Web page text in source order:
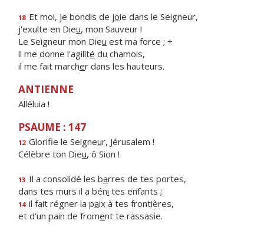
18 Et moi, je bondis de joie dans le Seigneur,
j'exulte en Dieu, mon Sauveur !
Le Seigneur mon Dieu est ma force ; +
il me donne l'agilité du chamois,
il me fait marcher dans les hauteurs.
ANTIENNE
Alléluia !
PSAUME : 147
12 Glorifie le Seigneur, Jérusalem !
Célèbre ton Dieu, ô Sion !
13 Il a consolidé les barres de tes portes,
dans tes murs il a béni tes enfants ;
14 il fait régner la paix à tes frontières,
et d’un pain de froment te rassasie.